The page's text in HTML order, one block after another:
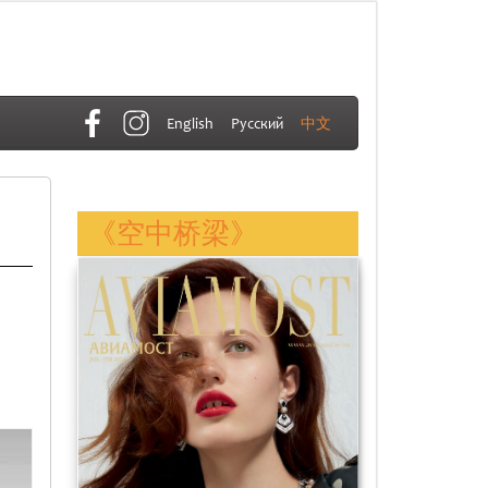
English Русский 中文
《空中桥梁》